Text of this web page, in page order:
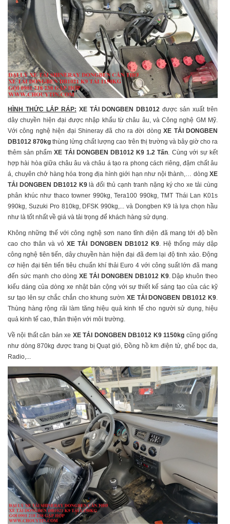
HÌNH THỨC LẮP RÁP: XE TẢI DONGBEN DB1012 được sản xuất trên
dây chuyền hiện đại được nhập khẩu từ châu âu, và Công nghệ GM Mỹ.
Với công nghệ hiện đại Shineray đã cho ra đời dòngXE TẢI DONGBEN
DB1012 870kg thùng lửng chất lượng cao trên thị trường và bây giờ cho ra
thêm sản phẩmXE TẢI DONGBEN DB1012 K9 1.2 Tấn . Cùng với sự kết
hợp hài hòa giữa châu âu và châu á tạo ra phong cách riêng, đậm chất âu
á, chuyên chở hàng hóa trong địa hình giới hạn như nội thành,… dòng XE
TẢI DONGBEN DB1012 K9là đối thủ cạnh tranh nặng ký cho xe tải cùng
phân khúc như thaco towner 990kg, Tera100 990kg, TMT Thái Lan K01s
990kg, Suzuki Pro 810kg, DFSK 990kg,... và Dongben K9 là lựa chọn hầu
như là tốt nhất về giá và tải trọng để khách hàng sử dụng.
Không những thế với công nghệ sơn nano tĩnh điện đã mang tới độ bền
cao cho thân và vỏXE TẢI DONGBEN DB1012 K9. Hệ thống máy dập
công nghệ tiên tiến, dây chuyền hàn hiện đại đã đem lại độ tinh xảo. Động
cơ hiện đại tiên tiến tiêu chuẩn khí thải Euro 4 với công suất lớn đã mang
đến sức mạnh cho dòngXE TẢI DONGBEN DB1012 K9. Dập khuôn theo
kiểu dáng của dòng xe nhật bản cộng với sự thiết kế sáng tạo của các kỹ
sư tạo lên sự chắc chắn cho khung sườn XE TẢI DONGBEN DB1012 K9
Thùng hàng rộng rãi làm tăng hiệu quả kinh tế cho người sử dụng, hiệu
quả kinh tế cao, thân thiện với môi trường.
Về nội thất căn bản xe XE TẢI DONGBEN DB1012 K9 1150kg cũng giống
như dòng 870kg được trang bị Quạt gió, Đồng hồ km điện tử, ghế bọc da,
Radio,...